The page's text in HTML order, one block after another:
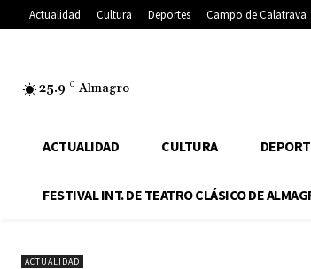
Actualidad Cultura Deportes Campo de Calatrava
25.9 C Almagro
ACTUALIDAD CULTURA
FESTIVAL INT. DE TEATRO CLÁSICO DE
ACTUALIDAD